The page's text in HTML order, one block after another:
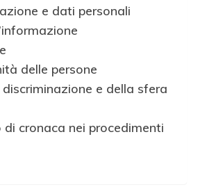
e dati personali
delle persone
e della sfera
cronaca nei procedimenti